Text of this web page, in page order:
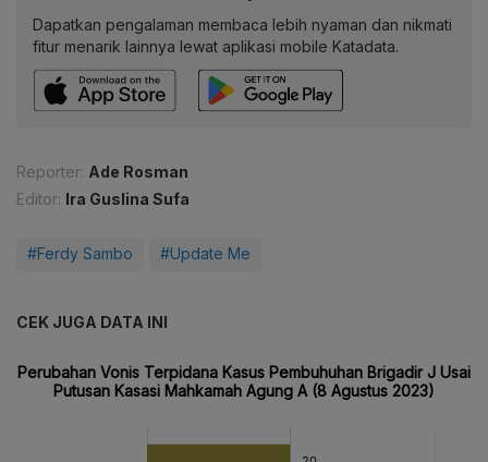
Dapatkan pengalaman membaca lebih nyaman dan nikmati
fitur menarik lainnya lewat aplikasi mobile Katadata.
Reporter: Ade Rosman
Editor: Ira Guslina Sufa
#Ferdy Sambo #Update Me
CEK JUGA DATA INI